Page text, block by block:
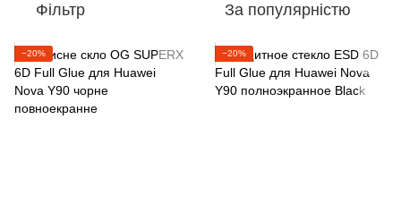
Фільтр За популярністю
−20% −20%